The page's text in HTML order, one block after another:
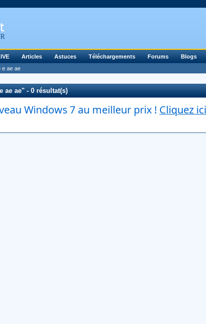
Articles Astuces Téléchargements Forums Blogs
e ae ae
ae ae" - 0 résultat(s)
Windows 7 au meilleur prix ! Cliquez ici